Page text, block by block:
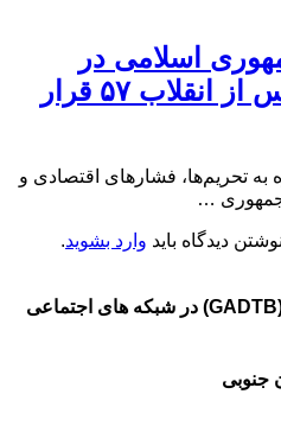
اسلامی در
سخت‌ترین شرایط پس از انقلاب ۵۷ قرار
فشارهای اقتصادی و
…
بایدوارد بشوید .